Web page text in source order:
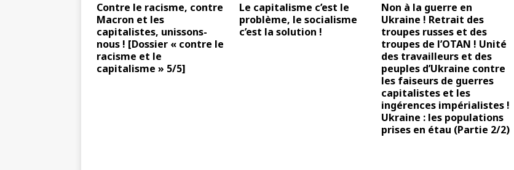
Contre le racisme, contre
Macron et les
capitalistes, unissons-
nous ! [Dossier « contre le
racisme et le
capitalisme » 5/5]
Le capitalisme c’est le
problème, le socialisme
c’est la solution !
Non à la guerre en
Ukraine ! Retrait des
troupes russes et des
troupes de l’OTAN ! Unité
des travailleurs et des
peuples d’Ukraine contre
les faiseurs de guerres
capitalistes et les
ingérences impérialistes !
Ukraine : les populations
prises en étau (Partie 2/2)